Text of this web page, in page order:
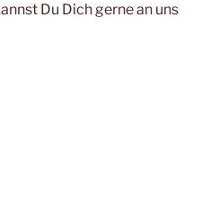
Du Dich gerne an uns